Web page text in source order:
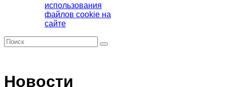
использования
файлов cookie на
сайте
Новости